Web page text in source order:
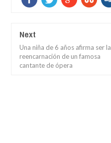
Next
Una niña de 6 años afirma ser la
reencarnación de un famosa
cantante de ópera